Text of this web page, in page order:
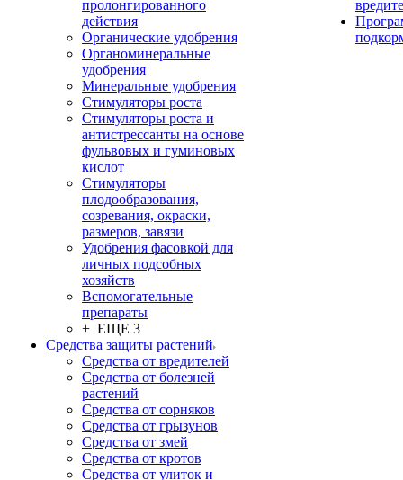
пролонгированного
действия
Органические удобрения
Органоминеральные
удобрения
Минеральные удобрения
Стимуляторы роста
Стимуляторы роста и
антистрессанты на основе
фульвовых и гуминовых
кислот
Стимуляторы
плодообразования,
созревания, окраски,
размеров, завязи
Удобрения фасовкой для
личных подсобных
хозяйств
Вспомогательные
препараты
+ ЕЩЕ 3
Средства защиты растений
Средства от вредителей
Средства от болезней
растений
Средства от сорняков
Средства от грызунов
Средства от змей
Средства от кротов
Средства от улиток и